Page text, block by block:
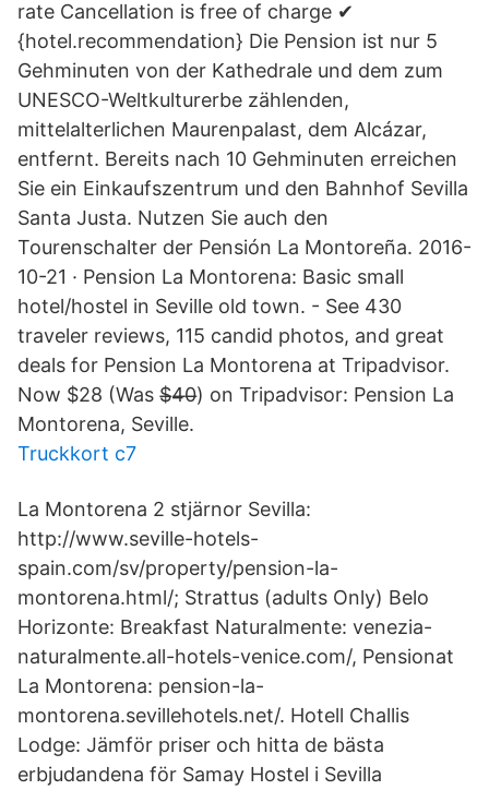
rate Cancellation is free of charge ✔
{hotel.recommendation} Die Pension ist nur 5
Gehminuten von der Kathedrale und dem zum
UNESCO-Weltkulturerbe zählenden,
mittelalterlichen Maurenpalast, dem Alcázar,
entfernt. Bereits nach 10 Gehminuten erreichen
Sie ein Einkaufszentrum und den Bahnhof Sevilla
Santa Justa. Nutzen Sie auch den
Tourenschalter der Pensión La Montoreña. 2016-
10-21 · Pension La Montorena: Basic small
hotel/hostel in Seville old town. - See 430
traveler reviews, 115 candid photos, and great
deals for Pension La Montorena at Tripadvisor.
Now $28 (Was $̶4̶0̶) on Tripadvisor: Pension La
Montorena, Seville.
Truckkort c7
La Montorena 2 stjärnor Sevilla:
http://www.seville-hotels-
spain.com/sv/property/pension-la-
montorena.html/; Strattus (adults Only) Belo
Horizonte: Breakfast Naturalmente: venezia-
naturalmente.all-hotels-venice.com/, Pensionat
La Montorena: pension-la-
montorena.sevillehotels.net/. Hotell Challis
Lodge: Jämför priser och hitta de bästa
erbjudandena för Samay Hostel i Sevilla